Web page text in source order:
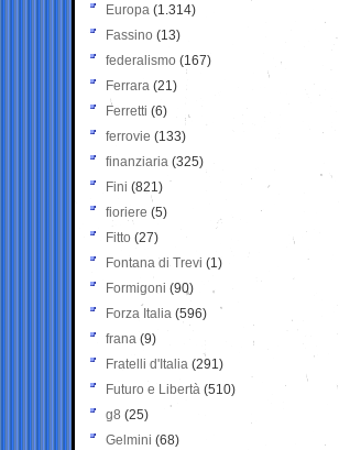
Europa (1.314)
Fassino (13)
federalismo (167)
Ferrara (21)
Ferretti (6)
ferrovie (133)
finanziaria (325)
Fini (821)
fioriere (5)
Fitto (27)
Fontana di Trevi (1)
Formigoni (90)
Forza Italia (596)
frana (9)
Fratelli d'Italia (291)
Futuro e Libertà (510)
g8 (25)
Gelmini (68)